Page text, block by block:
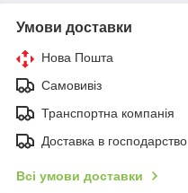
Умови доставки
Нова Пошта
Самовивіз
Транспортна компанія
Доставка в господарство
Всі умови доставки